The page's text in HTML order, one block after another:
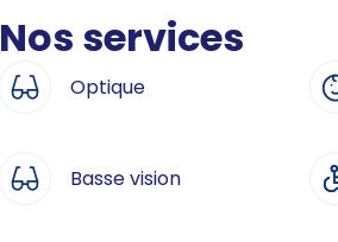
Nos services
Optique
Basse vision